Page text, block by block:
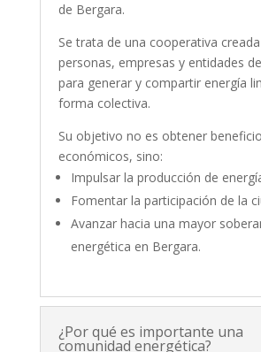
de Bergara.
Se trata de una cooperativa
personas, empresas y entidades
para generar y compartir energía
forma colectiva.
Su objetivo no es obtener
económicos, sino:
Impulsar la producción de
Fomentar la participación de la
Avanzar hacia una mayor
energética en Bergara.
¿Por qué es importante una
comunidad energética?